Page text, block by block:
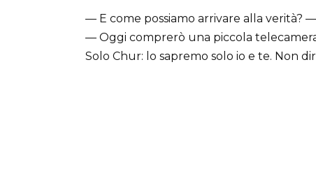
— E come possiamo arrivare alla verità?
— Oggi comprerò una piccola
Solo Chur: lo sapremo solo io e te. Non